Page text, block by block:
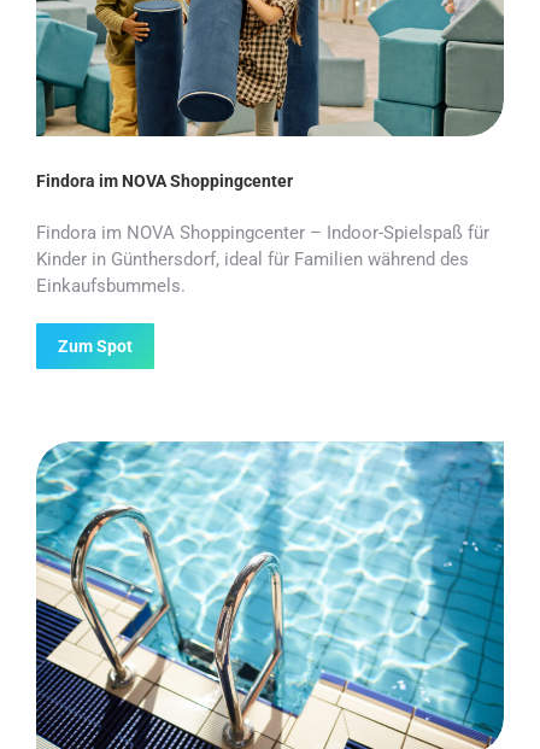
Findora im NOVA Shoppingcenter
Findora im NOVA Shoppingcenter – Indoor-Spielspaß für
Kinder in Günthersdorf, ideal für Familien während des
Einkaufsbummels.
Zum Spot